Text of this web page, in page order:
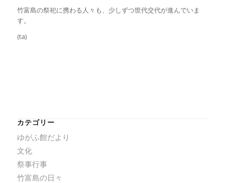
竹富島の祭祀に携わる人々も、少しずつ世代交代が進んでいま
す。
(ta)
カテゴリー
ゆがふ館だより
文化
祭事行事
竹富島の日々